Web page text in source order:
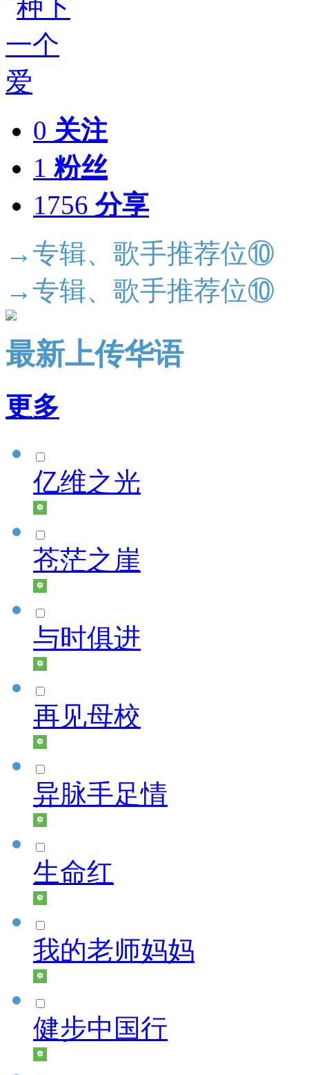
0 关注
1 粉丝
1756 分享
→专辑、歌手推荐位⑩
→专辑、歌手推荐位⑩
最新上传华语
更多
亿维之光
苍茫之崖
与时俱进
再见母校
异脉手足情
生命红
我的老师妈妈
健步中国行